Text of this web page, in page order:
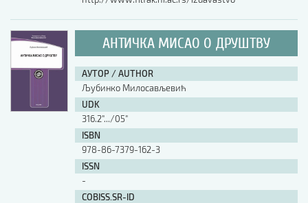
АНТИЧКА МИСАО О ДРУШТВУ
АУТОР / AUTHOR
Љубинко Милосављевић
UDK
316.2".../05"
ISBN
978-86-7379-162-3
ISSN
-
COBISS.SR-ID